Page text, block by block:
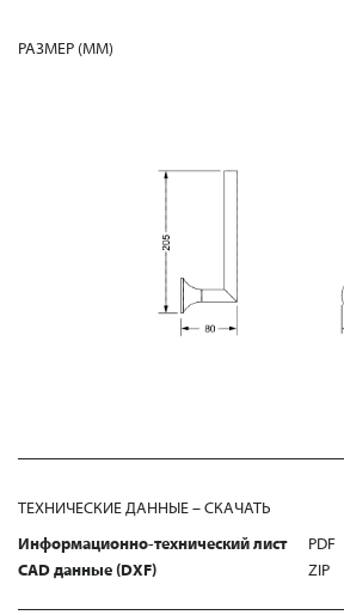
РАЗМЕР (MM)
ТЕХНИЧЕСКИЕ ДАННЫЕ – СКАЧАТЬ
Информационно-технический лист
PDF
CAD данные (DXF)
ZIP